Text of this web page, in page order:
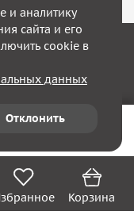
Корзина
мы с Вами свяжемся!
и аналитику
сайта и его
cookie в
данных
Отклонить